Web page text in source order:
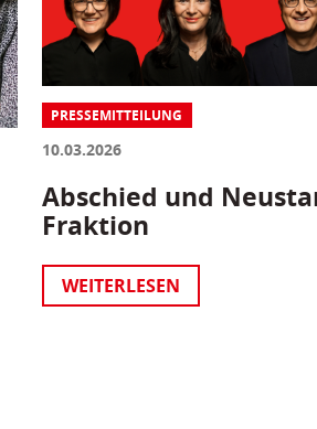
PRESSEMITTEILUNG
10.03.2026
Abschied und
Fraktion
WEITERLESEN